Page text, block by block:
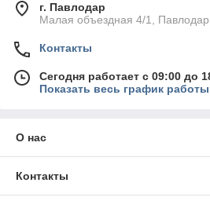
г. Павлодар
Малая объездная 4/1,
Контакты
Сегодня работает с 09:00 до
Показать весь график работы
О нас
Контакты